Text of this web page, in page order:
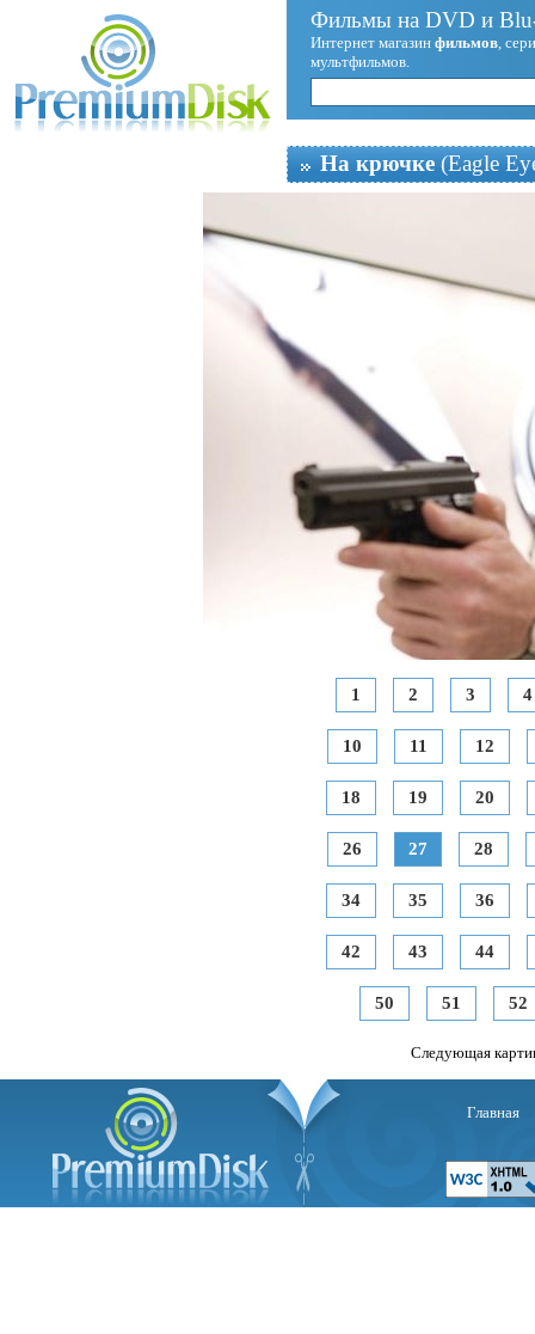
Фильмы на DVD и
Интернет магазин фильмов,
мультфильмов.
На крючке (Eagle
1 2 3 4
10 11 12
18 19 20
26 27 28
34 35 36
42 43 44
50 51 52
Следующая
Главная